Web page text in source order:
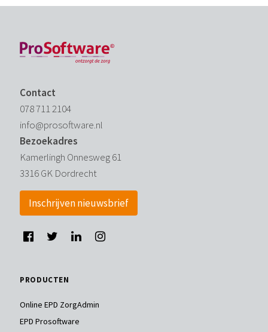
Contact
078 711 2104
info@prosoftware.nl
Bezoekadres
Kamerlingh Onnesweg 61
3316 GK Dordrecht
Inschrijven nieuwsbrief
PRODUCTEN
Online EPD ZorgAdmin
EPD Prosoftware